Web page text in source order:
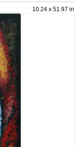
10.24 x 51.97 in